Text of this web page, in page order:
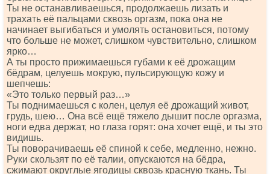
Ты не останавливаешься, продолжаешь лизать и
трахать её пальцами сквозь оргазм, пока она не
начинает выгибаться и умолять остановиться, потому
что больше не может, слишком чувствительно, слишком
ярко…
А ты просто прижимаешься губами к её дрожащим
бёдрам, целуешь мокрую, пульсирующую кожу и
шепчешь:
«Это только первый раз…»
Ты поднимаешься с колен, целуя её дрожащий живот,
грудь, шею… Она всё ещё тяжело дышит после оргазма,
ноги едва держат, но глаза горят: она хочет ещё, и ты это
видишь.
Ты поворачиваешь её спиной к себе, медленно, нежно.
Руки скользят по её талии, опускаются на бёдра,
сжимают округлые ягодицы сквозь красную ткань. Ты